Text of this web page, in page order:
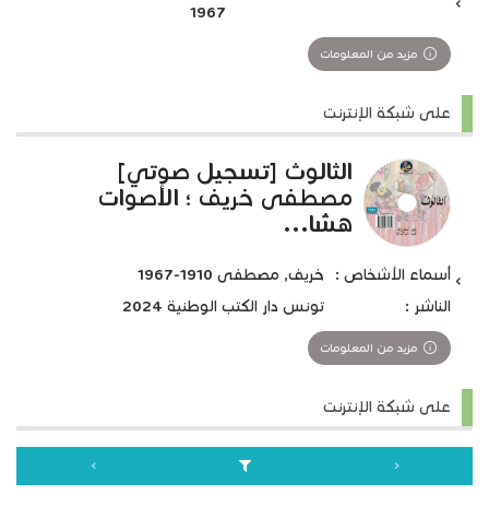
1967
مزيد من المعلومات
على شبكة الإنترنت
الثالوث [تسجيل صوتي]
مصطفى خريف ؛ الأصوات
هشا...
أسماء الأشخاص :
خريف, مصطفى 1910-1967
الناشر :
تونس دار الكتب الوطنية 2024
مزيد من المعلومات
على شبكة الإنترنت